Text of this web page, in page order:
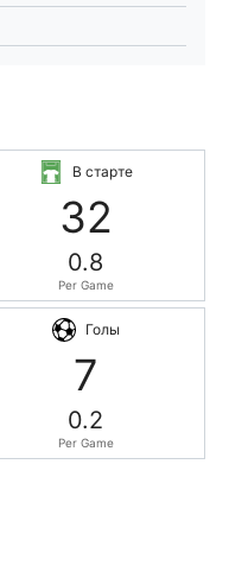
В старте
32
0.8
Per Game
Голы
7
0.2
Per Game